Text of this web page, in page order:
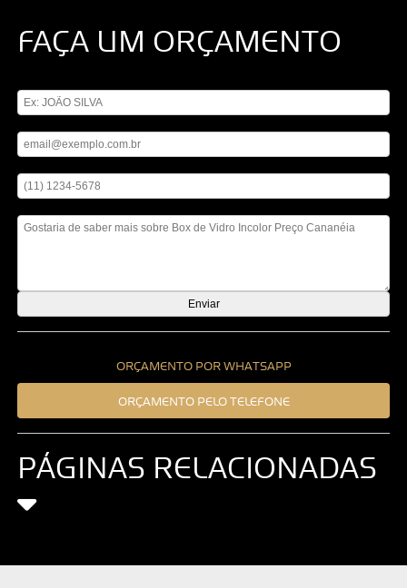
FAÇA UM ORÇAMENTO
ORÇAMENTO POR WHATSAPP
ORÇAMENTO PELO TELEFONE
PÁGINAS RELACIONADAS